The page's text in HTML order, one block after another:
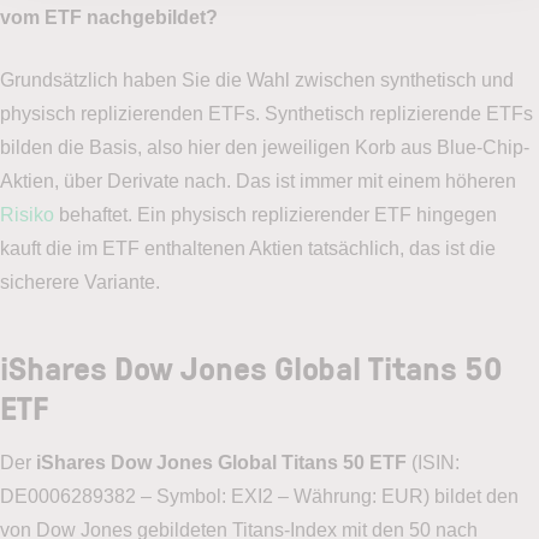
vom ETF nachgebildet?
Grundsätzlich haben Sie die Wahl zwischen synthetisch und
physisch replizierenden ETFs. Synthetisch replizierende ETFs
bilden die Basis, also hier den jeweiligen Korb aus Blue-Chip-
Aktien, über Derivate nach. Das ist immer mit einem höheren
Risiko behaftet. Ein physisch replizierender ETF hingegen
kauft die im ETF enthaltenen Aktien tatsächlich, das ist die
sicherere Variante.
iShares Dow Jones Global Titans 50
ETF
Der iShares Dow Jones Global Titans 50 ETF (ISIN:
DE0006289382 – Symbol: EXI2 – Währung: EUR) bildet den
von Dow Jones gebildeten Titans-Index mit den 50 nach